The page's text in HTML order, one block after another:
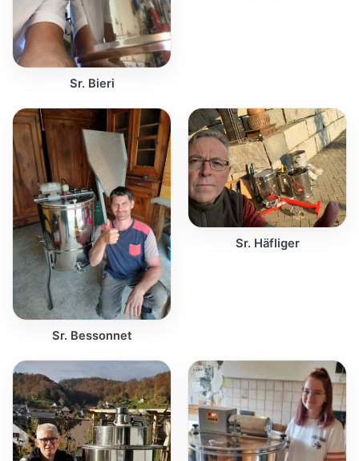
Sr. Bieri
Sr. Bessonnet
Sr. Häfliger